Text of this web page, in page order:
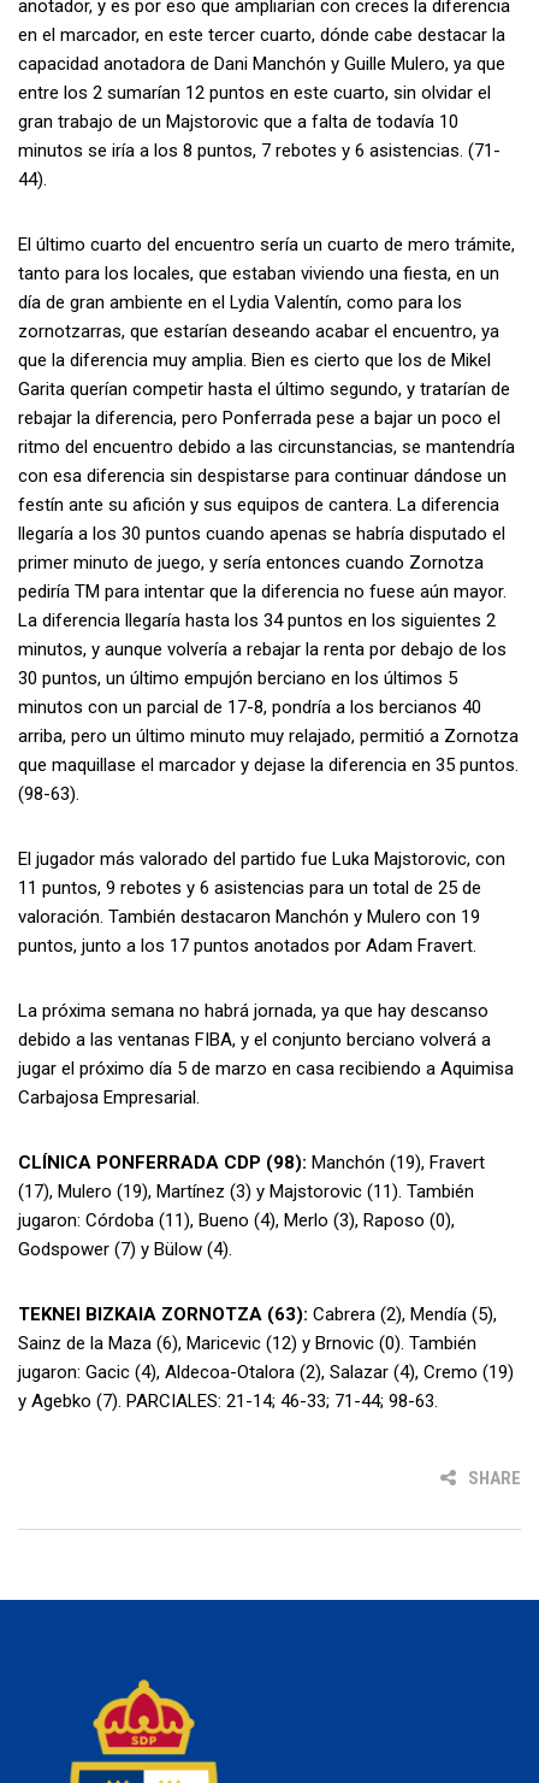
anotador, y es por eso que ampliarían con creces la diferencia
en el marcador, en este tercer cuarto, dónde cabe destacar la
capacidad anotadora de Dani Manchón y Guille Mulero, ya que
entre los 2 sumarían 12 puntos en este cuarto, sin olvidar el
gran trabajo de un Majstorovic que a falta de todavía 10
minutos se iría a los 8 puntos, 7 rebotes y 6 asistencias. (71-
44).
El último cuarto del encuentro sería un cuarto de mero trámite,
tanto para los locales, que estaban viviendo una fiesta, en un
día de gran ambiente en el Lydia Valentín, como para los
zornotzarras, que estarían deseando acabar el encuentro, ya
que la diferencia muy amplia. Bien es cierto que los de Mikel
Garita querían competir hasta el último segundo, y tratarían de
rebajar la diferencia, pero Ponferrada pese a bajar un poco el
ritmo del encuentro debido a las circunstancias, se mantendría
con esa diferencia sin despistarse para continuar dándose un
festín ante su afición y sus equipos de cantera. La diferencia
llegaría a los 30 puntos cuando apenas se habría disputado el
primer minuto de juego, y sería entonces cuando Zornotza
pediría TM para intentar que la diferencia no fuese aún mayor.
La diferencia llegaría hasta los 34 puntos en los siguientes 2
minutos, y aunque volvería a rebajar la renta por debajo de los
30 puntos, un último empujón berciano en los últimos 5
minutos con un parcial de 17-8, pondría a los bercianos 40
arriba, pero un último minuto muy relajado, permitió a Zornotza
que maquillase el marcador y dejase la diferencia en 35 puntos.
(98-63).
El jugador más valorado del partido fue Luka Majstorovic, con
11 puntos, 9 rebotes y 6 asistencias para un total de 25 de
valoración. También destacaron Manchón y Mulero con 19
puntos, junto a los 17 puntos anotados por Adam Fravert.
La próxima semana no habrá jornada, ya que hay descanso
debido a las ventanas FIBA, y el conjunto berciano volverá a
jugar el próximo día 5 de marzo en casa recibiendo a Aquimisa
Carbajosa Empresarial.
CLÍNICA PONFERRADA CDP (98): Manchón (19), Fravert
(17), Mulero (19), Martínez (3) y Majstorovic (11). También
jugaron: Córdoba (11), Bueno (4), Merlo (3), Raposo (0),
Godspower (7) y Bülow (4).
TEKNEI BIZKAIA ZORNOTZA (63): Cabrera (2), Mendía (5),
Sainz de la Maza (6), Maricevic (12) y Brnovic (0). También
jugaron: Gacic (4), Aldecoa-Otalora (2), Salazar (4), Cremo (19)
y Agebko (7). PARCIALES: 21-14; 46-33; 71-44; 98-63.
SHARE